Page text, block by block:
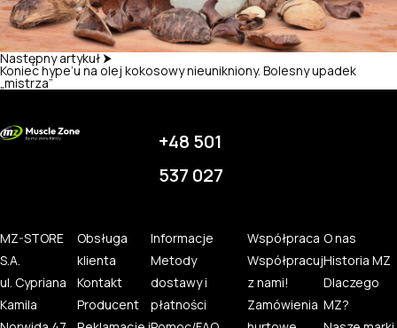
Następny artykuł ⮞
Koniec hype’u na olej kokosowy nieunikniony. Bolesny upadek
„mistrza”
+48 501
537 027
MZ-STORE
S.A.
ul. Cypriana
Kamila
Obsługa
klienta
Kontakt
Producent
Informacje
Metody
dostawy i
płatności
Współpraca
Współpracuj
z nami!
Zamówienia
O nas
Historia MZ
Dlaczego
MZ?